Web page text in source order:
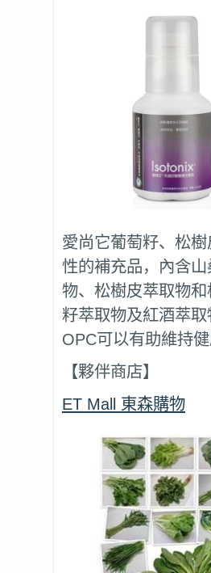
愛尚它葡萄籽、松
性的補充品，內含
物、松樹皮萃取物
籽萃取物及紅酒萃
OPC可以有助維持健
【夥伴商店】
ET Mall 東森購物